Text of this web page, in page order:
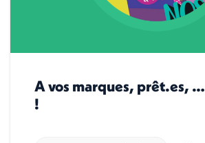
A vos marques, prêt.es,
!